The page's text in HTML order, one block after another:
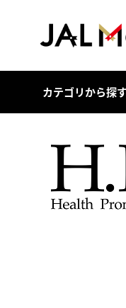
カテゴリから探す